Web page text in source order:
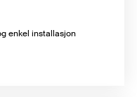
enkel installasjon